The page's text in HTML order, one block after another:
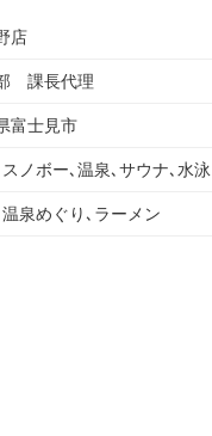
店
課長代理
富士見市
ノボー､温泉､サウナ､水泳
泉めぐり､ラーメン